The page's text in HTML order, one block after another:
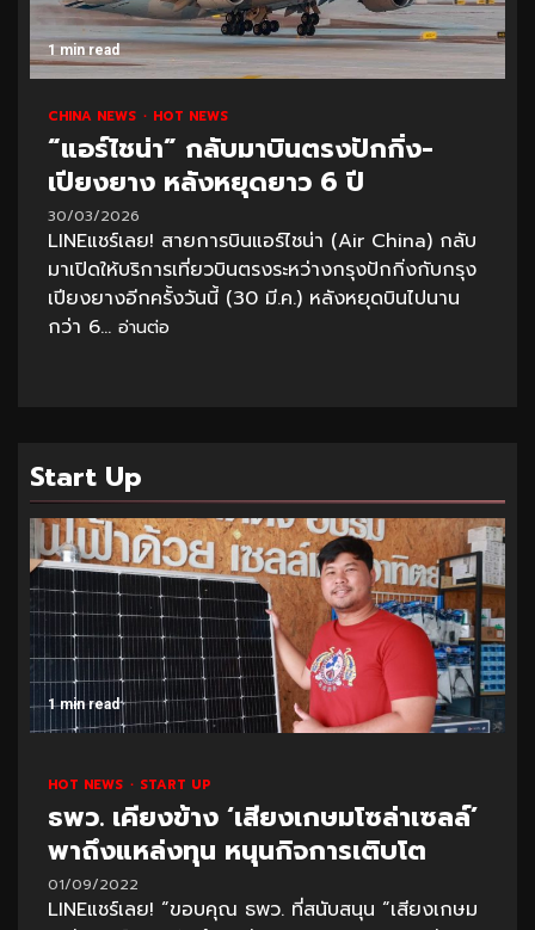
1 min read
CHINA NEWS HOT NEWS
“แอร์ไชน่า” กลับมาบินตรงปักกิ่ง-
เปียงยาง หลังหยุดยาว 6 ปี
30/03/2026
LINEแชร์เลย! สายการบินแอร์ไชน่า (Air China) กลับ
มาเปิดให้บริการเที่ยวบินตรงระหว่างกรุงปักกิ่งกับกรุง
เปียงยางอีกครั้งวันนี้ (30 มี.ค.) หลังหยุดบินไปนาน
กว่า 6... อ่านต่อ
Start Up
1 min read
HOT NEWS START UP
ธพว. เคียงข้าง ‘เสียงเกษมโซล่าเซลล์’
พาถึงแหล่งทุน หนุนกิจการเติบโต
01/09/2022
LINEแชร์เลย! “ขอบคุณ ธพว. ที่สนับสนุน “เสียงเกษม